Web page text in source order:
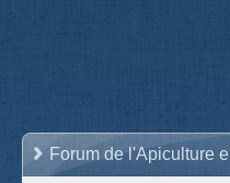
Forum de l'Apiculture